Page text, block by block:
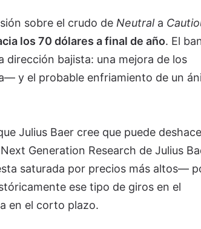
sobre el crudo de Neutrala
los 70 dólares a final de año. El
dirección bajista: una mejora de los
y el probable enfriamiento de un
Julius Baer cree que puede
Generation Research de Julius
saturada por precios más altos—
ese tipo de giros en el
en el corto plazo.